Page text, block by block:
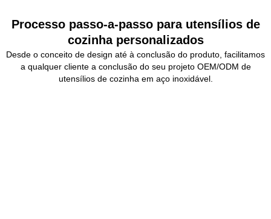
Processo passo-a-passo para utensílios de
cozinha personalizados
Desde o conceito de design até à conclusão do produto, facilitamos
a qualquer cliente a conclusão do seu projeto OEM/ODM de
utensílios de cozinha em aço inoxidável.